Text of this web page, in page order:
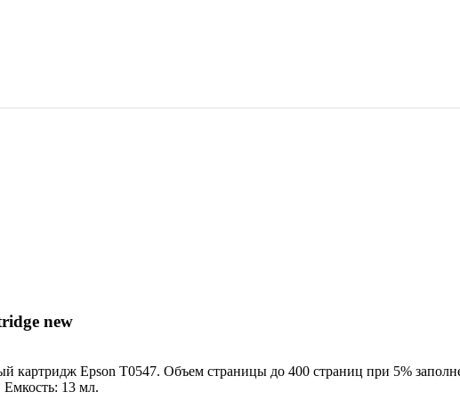
new
Epson T0547. Объем страницы до 400 страниц при 5%
Емкость: 13 мл.